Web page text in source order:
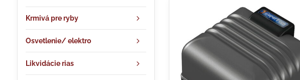
Krmivá pre ryby
Osvetlenie/ elektro
Likvidácie rias